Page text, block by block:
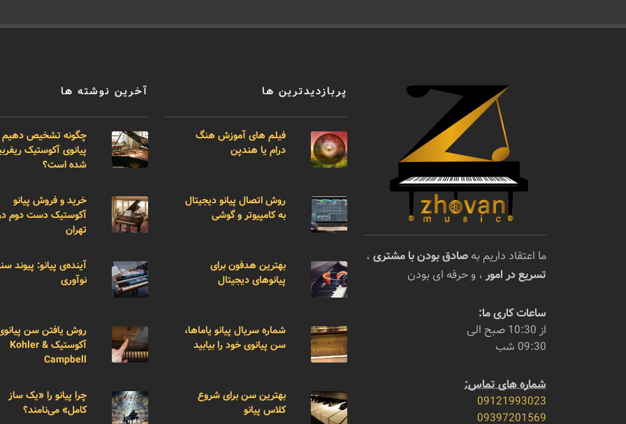
ما اعتقاد داریم به صادق بودن با مشتری ،
تسریع در امور ، و حرفه ای بودن
ساعات کاری ما:
از 10:30 صبح الی
09:30 شب
شماره های تماس:
09121993023
09397201569
پربازدیدترین ها
فیلم های آموزش هنگ
درام یا هندپن
روش اتصال پیانو دیجیتال
به کامپیوتر و گوشی
بهترین هدفون برای
پیانوهای دیجیتال
شماره سریال پیانو یاماها،
سن پیانوی خود را بیابید
بهترین سن برای شروع
کلاس پیانو
آخرین نوشته ها
چگونه تشخیص
پیانوی آکوستیک
شده است؟
خرید و فروش پیانو
آکوستیک دست دوم
تهران
آینده‌ی پیانو: پیوند
نوآوری
روش یافتن سن
آکوستیک Kohler &
Campbell
چرا پیانو را «یک ساز
کامل» می‌نامند؟